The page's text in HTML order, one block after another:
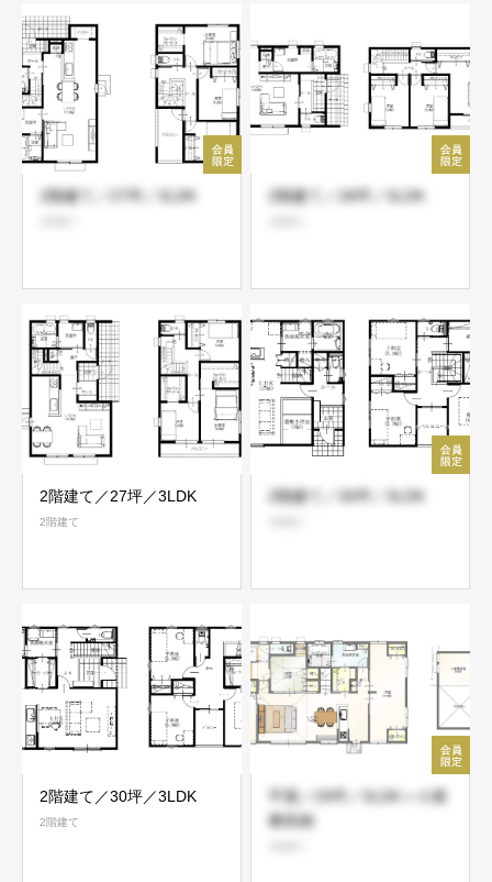
2階建て／27坪／3LDK 2階建て／28坪／3LDK
2階建て／27坪／3LDK
2階建て
2階建て／30坪／3LDK
2階建て／30坪／3LDK
2階建て
平屋／29坪／3LDK＋小屋
裏収納